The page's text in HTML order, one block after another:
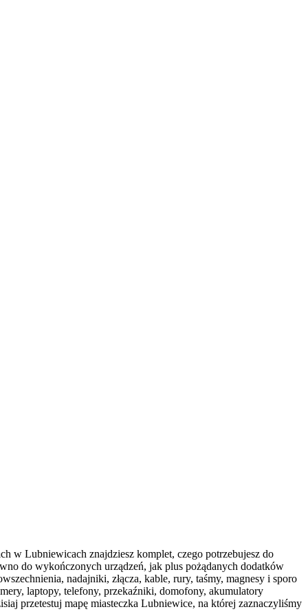
w Lubniewicach znajdziesz komplet, czego potrzebujesz do
do wykończonych urządzeń, jak plus pożądanych dodatków
nadajniki, złącza, kable, rury, taśmy, magnesy i sporo
laptopy, telefony, przekaźniki, domofony, akumulatory
przetestuj mapę miasteczka Lubniewice, na której zaznaczyliśmy